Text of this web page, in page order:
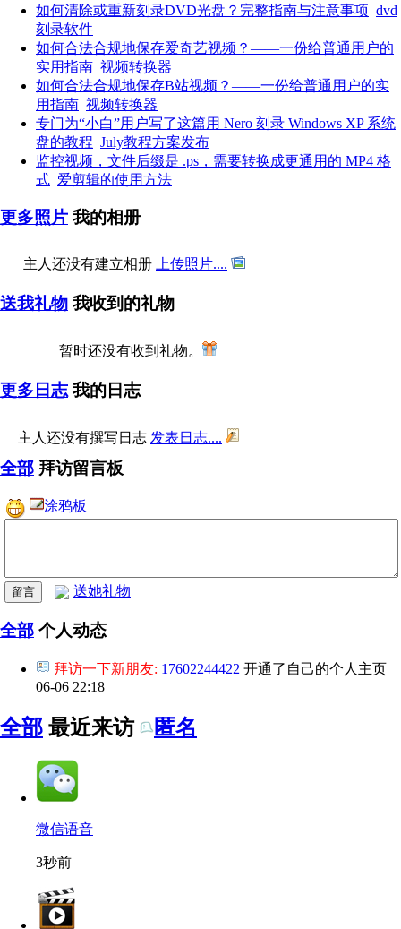
如何清除或重新刻录DVD光盘？完整指南与注意事项 dvd
刻录软件
如何合法合规地保存爱奇艺视频？——一份给普通用户的
实用指南 视频转换器
如何合法合规地保存B站视频？——一份给普通用户的实
用指南 视频转换器
专门为“小白”用户写了这篇用 Nero 刻录 Windows XP 系统
盘的教程 July教程方案发布
监控视频，文件后缀是 .ps，需要转换成更通用的 MP4 格
式 爱剪辑的使用方法
更多照片 我的相册
主人还没有建立相册 上传照片....
送我礼物 我收到的礼物
暂时还没有收到礼物。
更多日志 我的日志
主人还没有撰写日志 发表日志....
全部 拜访留言板
涂鸦板
送她礼物
全部 个人动态
拜访一下新朋友: 17602244422 开通了自己的个人主页
06-06 22:18
全部 最近来访 匿名
微信语音
3秒前